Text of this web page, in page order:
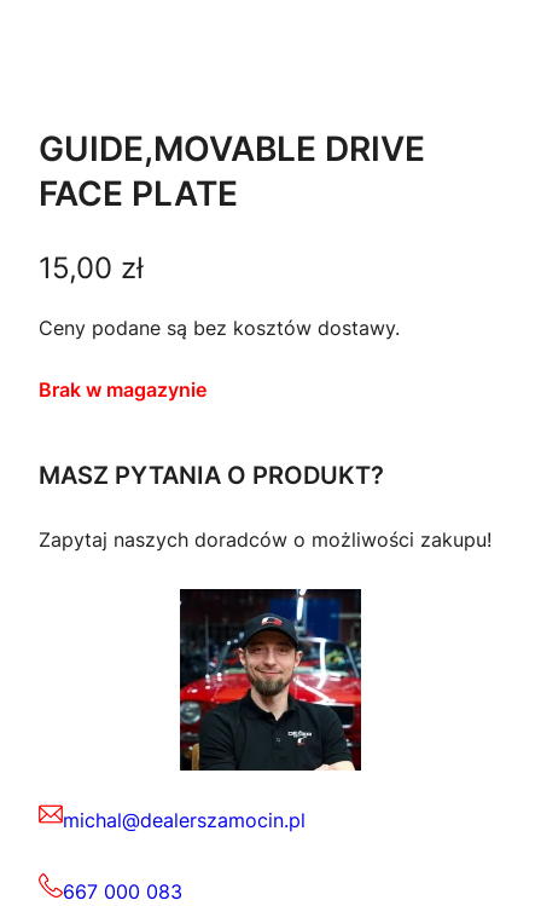
GUIDE,MOVABLE DRIVE
FACE PLATE
15,00 zł
Ceny podane są bez kosztów dostawy.
Brak w magazynie
MASZ PYTANIA O PRODUKT?
Zapytaj naszych doradców o możliwości zakupu!
michal@dealerszamocin.pl
667 000 083